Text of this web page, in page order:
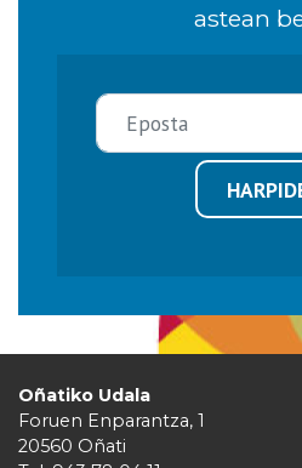
astean
Oñatiko Udala
Foruen Enparantza, 1
20560 Oñati